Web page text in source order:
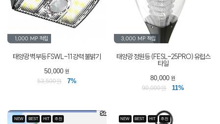
1,000 MP 적립
태양광 벽부등 FSWL-11 강력 불밝기
50,000원
53,500원
7%
3,000 MP 적립
태양광 정원등 (FESL-25PRO) 유럽스
타일
80,000 원
90,000원
11%
NEW BEST HIT 추천 NEW BEST HIT 추천